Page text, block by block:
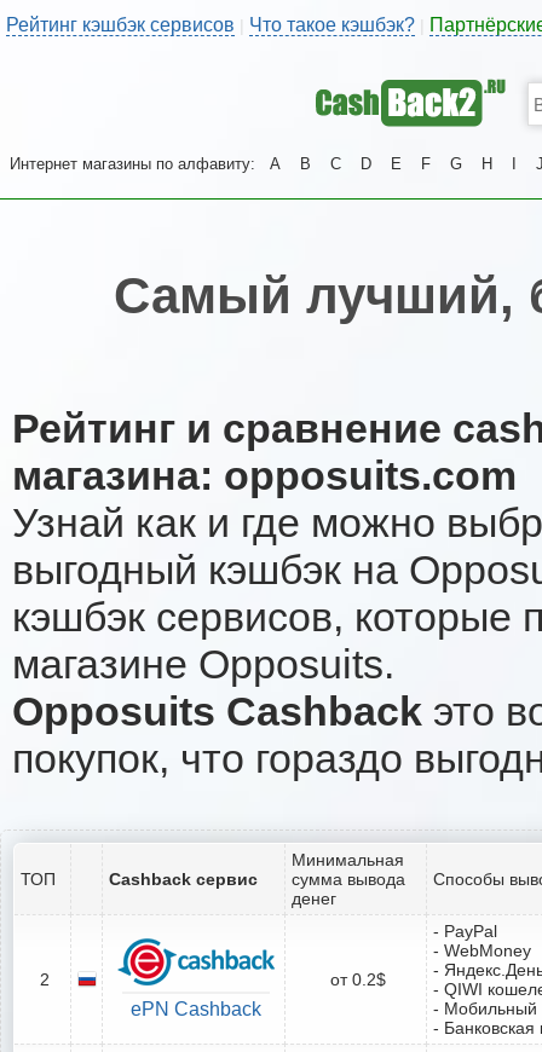
Рейтинг кэшбэк сервисов | Что такое кэшбэк?
Интернет магазины по алфавиту: A B C D E F G H
Самый лучший,
Рейтинг и сравнение
магазина: opposuits.com
Узнай как и где можно
выгодный кэшбэк на
кэшбэк сервисов, которые
магазине Opposuits.
Opposuits Cashback это
покупок, что гораздо
ТОП Cashback сервис
Минимальная
сумма вывода
денег
Способы
2
ePN Cashback
от 0.2$
- PayPal
- WebMoney
-
- QIWI
- Мобильный
- Банковская